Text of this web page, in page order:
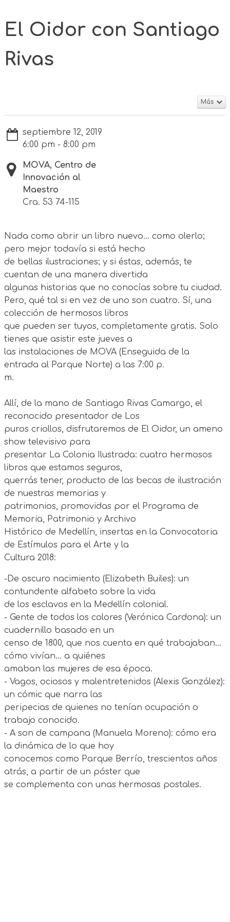
El Oidor con Santiago
Rivas
Más
septiembre 12, 2019
6:00 pm - 8:00 pm
MOVA, Centro de
Innovación al
Maestro
Cra. 53 74-115
Nada como abrir un libro nuevo… como olerlo;
pero mejor todavía si está hecho
de bellas ilustraciones; y si éstas, además, te
cuentan de una manera divertida
algunas historias que no conocías sobre tu ciudad.
Pero, qué tal si en vez de uno son cuatro. Sí, una
colección de hermosos libros
que pueden ser tuyos, completamente gratis. Solo
tienes que asistir este jueves a
las instalaciones de MOVA (Enseguida de la
entrada al Parque Norte) a las 7:00 p.
m.
Allí, de la mano de Santiago Rivas Camargo, el
reconocido presentador de Los
puros criollos, disfrutaremos de El Oidor, un ameno
show televisivo para
presentar La Colonia Ilustrada: cuatro hermosos
libros que estamos seguros,
querrás tener, producto de las becas de ilustración
de nuestras memorias y
patrimonios, promovidas por el Programa de
Memoria, Patrimonio y Archivo
Histórico de Medellín, insertas en la Convocatoria
de Estímulos para el Arte y la
Cultura 2018:
-De oscuro nacimiento (Elizabeth Builes): un
contundente alfabeto sobre la vida
de los esclavos en la Medellín colonial.
- Gente de todos los colores (Verónica Cardona): un
cuadernillo basado en un
censo de 1800, que nos cuenta en qué trabajaban…
cómo vivían… a quiénes
amaban las mujeres de esa época.
- Vagos, ociosos y malentretenidos (Alexis González):
un cómic que narra las
peripecias de quienes no tenían ocupación o
trabajo conocido.
- A son de campana (Manuela Moreno): cómo era
la dinámica de lo que hoy
conocemos como Parque Berrío, trescientos años
atrás, a partir de un póster que
se complementa con unas hermosas postales.